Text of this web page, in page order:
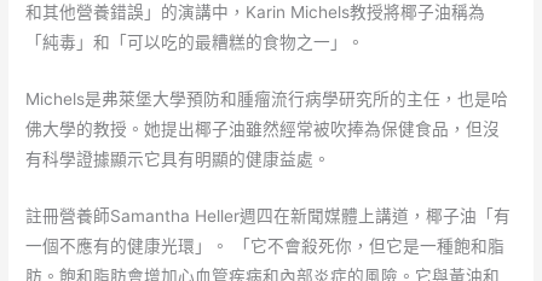
和其他營養錯誤」的演講中，Karin Michels教授將椰子油稱為
「純毒」和「可以吃的最糟糕的食物之一」。
Michels是弗萊堡大學預防和腫瘤流行病學研究所的主任，也是哈
佛大學的教授。她提出椰子油雖然經常被吹捧為保健食品，但沒
有科學證據顯示它具有明顯的健康益處。
註冊營養師Samantha Heller週四在新聞媒體上講道，椰子油「有
一個不應有的健康光環」。 「它不會殺死你，但它是一種飽和脂
肪。飽和脂肪會增加心血管疾病和內部炎症的風險。它與黃油和